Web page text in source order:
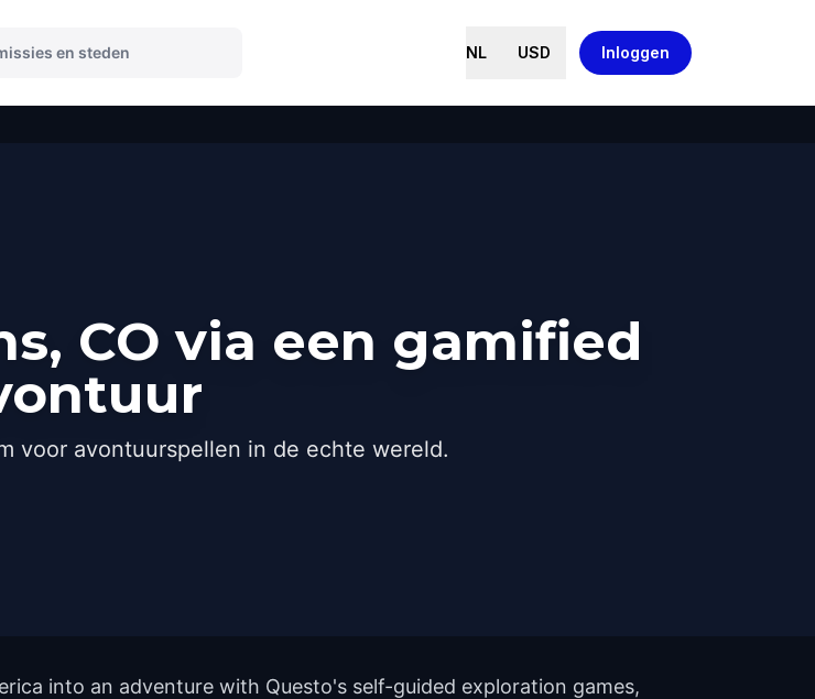
NL USD Inloggen
CO via een gamified
voor avontuurspellen in de echte wereld.
into an adventure with Questo's self-guided exploration games,